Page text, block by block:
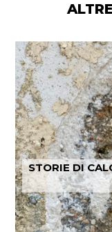
STORIE DI